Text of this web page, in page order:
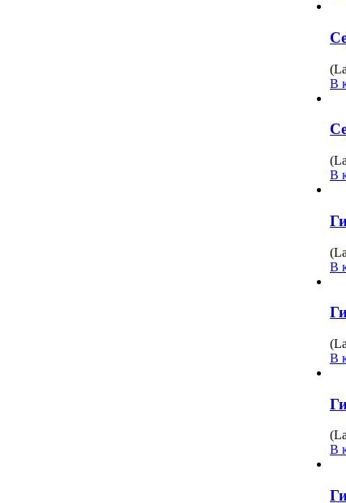
В
В
В
В
В